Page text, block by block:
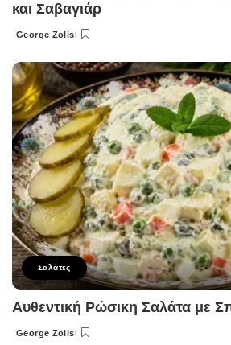
και Σαβαγιάρ
Posted
George Zolis
Σαλάτες
Αυθεντική Ρώσικη Σαλάτα με
Posted
George Zolis